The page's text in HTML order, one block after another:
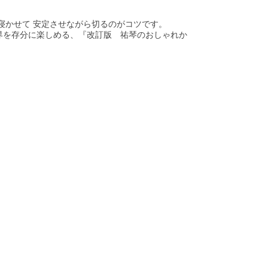
せて 安定させながら切るのがコツです。
を存分に楽しめる、『改訂版 祐琴のおしゃれか